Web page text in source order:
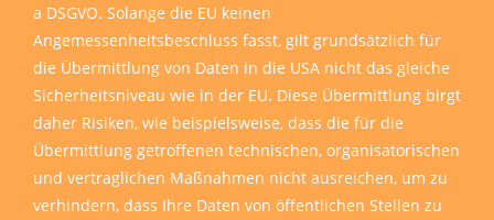
a DSGVO. Solange die EU keinen
Angemessenheitsbeschluss fasst, gilt grundsätzlich für
die Übermittlung von Daten in die USA nicht das gleiche
Sicherheitsniveau wie in der EU. Diese Übermittlung birgt
daher Risiken, wie beispielsweise, dass die für die
Übermittlung getroffenen technischen, organisatorischen
und vertraglichen Maßnahmen nicht ausreichen, um zu
verhindern, dass Ihre Daten von öffentlichen Stellen zu